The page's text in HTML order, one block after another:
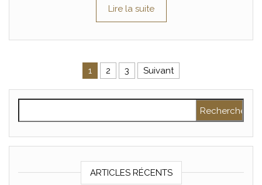
Lire la suite
Pagination des publications
1 2 3 Suivant
ARTICLES RÉCENTS